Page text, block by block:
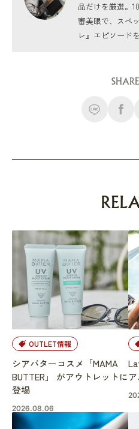
品だけを厳選。
審美眼で、スペ
レ』エピソード
OUTLET情報
シアバターコスメ「MAMA
BUTTER」 がアウトレットに
登場
2026.08.06